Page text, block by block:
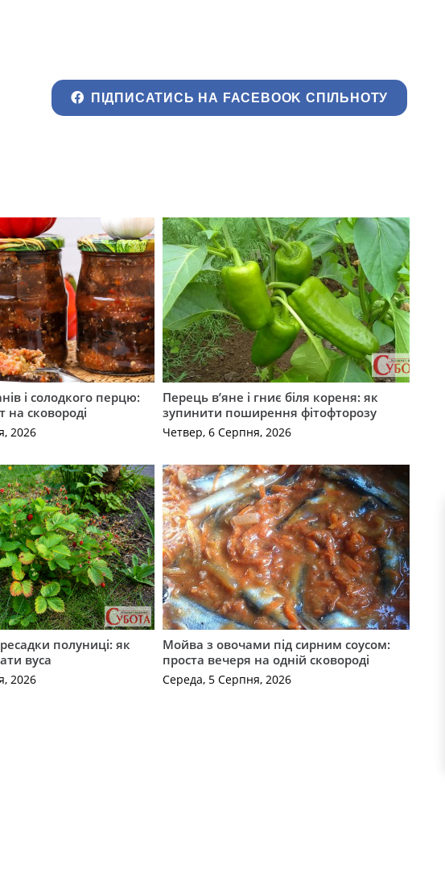
ПІДПИСАТИСЬ НА FACEBOOK СПІЛЬНОТУ
і солодкого перцю:
на сковороді
2026
Перець в’яне і гниє біля кореня: як
зупинити поширення фітофторозу
Четвер, 6 Серпня, 2026
полуниці: як
вуса
2026
Мойва з овочами під сирним соусом:
проста вечеря на одній сковороді
Середа, 5 Серпня, 2026